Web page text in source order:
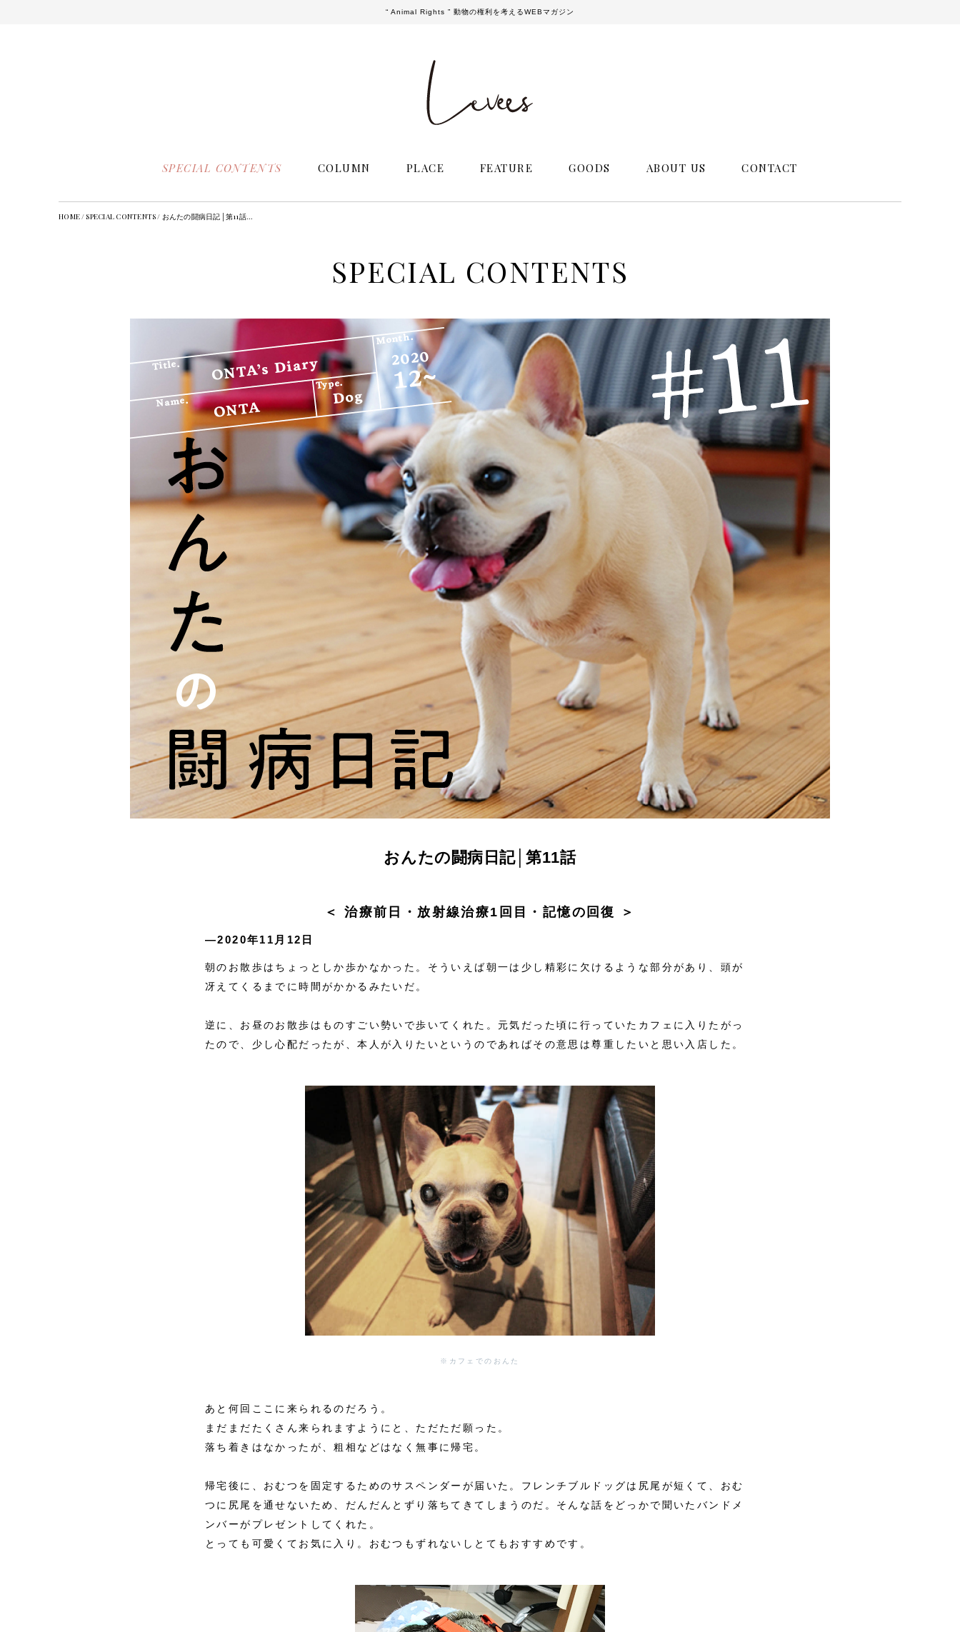
“ Animal Rights ” 動物の権利を考えるWEBマガジン
SPECIAL CONTENTS COLUMN PLACE FEATURE GOODS ABOUT US CONTACT
HOME / SPECIAL CONTENTS / おんたの闘病日記│第11話...
SPECIAL CONTENTS
おんたの闘病日記│第11話
＜ 治療前日・放射線治療1回目・記憶の回復 ＞
―2020年11月12日
朝のお散歩はちょっとしか歩かなかった。そういえば朝一は少し精彩に欠けるような部分があり、頭が
冴えてくるまでに時間がかかるみたいだ。
逆に、お昼のお散歩はものすごい勢いで歩いてくれた。元気だった頃に行っていたカフェに入りたがっ
たので、少し心配だったが、本人が入りたいというのであればその意思は尊重したいと思い入店した。
※カフェでのおんた
あと何回ここに来られるのだろう。
まだまだたくさん来られますようにと、ただただ願った。
落ち着きはなかったが、粗相などはなく無事に帰宅。
帰宅後に、おむつを固定するためのサスペンダーが届いた。フレンチブルドッグは尻尾が短くて、おむ
つに尻尾を通せないため、だんだんとずり落ちてきてしまうのだ。そんな話をどっかで聞いたバンドメ
ンバーがプレゼントしてくれた。
とっても可愛くてお気に入り。おむつもずれないしとてもおすすめです。